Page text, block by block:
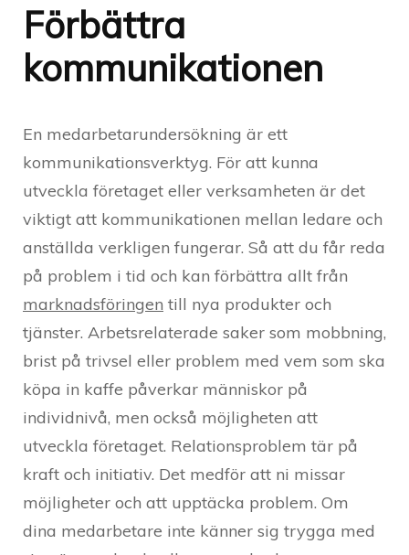
Förbättra
kommunikationen
En medarbetarundersökning är ett
kommunikationsverktyg. För att kunna
utveckla företaget eller verksamheten är det
viktigt att kommunikationen mellan ledare och
anställda verkligen fungerar. Så att du får reda
på problem i tid och kan förbättra allt från
marknadsföringen till nya produkter och
tjänster. Arbetsrelaterade saker som mobbning,
brist på trivsel eller problem med vem som ska
köpa in kaffe påverkar människor på
individnivå, men också möjligheten att
utveckla företaget. Relationsproblem tär på
kraft och initiativ. Det medför att ni missar
möjligheter och att upptäcka problem. Om
dina medarbetare inte känner sig trygga med